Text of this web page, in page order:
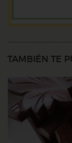
TAMBIÉN TE